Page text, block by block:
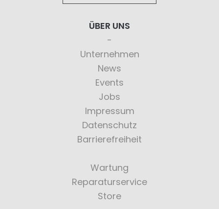
ÜBER UNS
Unternehmen
News
Events
Jobs
Impressum
Datenschutz
Barrierefreiheit
Wartung
Reparaturservice
Store